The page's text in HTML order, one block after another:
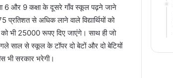
6 और 9 कक्षा के दूसरे गाँव स्कूल पढ़ने जाने
से अधिक लाने वाले विद्यार्थियों को
भी 25000 रूपए दिए जाएंगे। साथ ही जो
साल से स्कूल के टॉपर दो बेटों और दो बेटियों
भी सरकार भरेगी।